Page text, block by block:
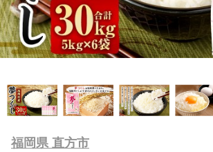
福岡県 直方市